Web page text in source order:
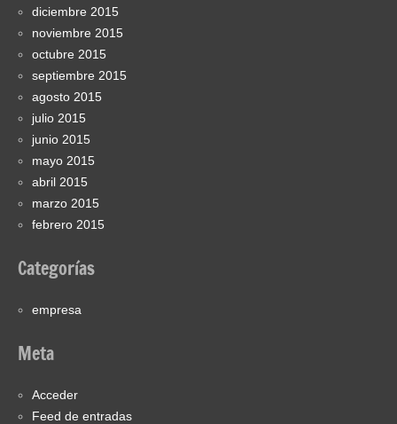
diciembre 2015
noviembre 2015
octubre 2015
septiembre 2015
agosto 2015
julio 2015
junio 2015
mayo 2015
abril 2015
marzo 2015
febrero 2015
Categorías
empresa
Meta
Acceder
Feed de entradas